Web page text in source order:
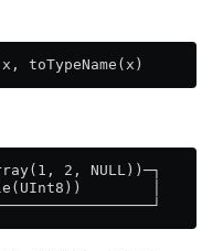
x, toTypeName(x)
2, NULL))─┐
│